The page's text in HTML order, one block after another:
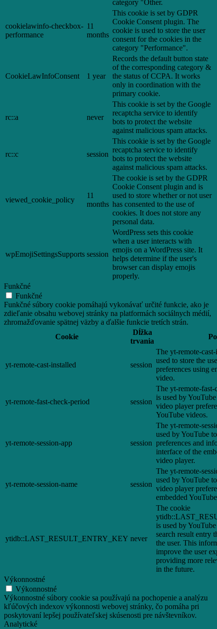
category "Other.
cookielawinfo-checkbox-
performance
11
months
This cookie is set by GDPR
Cookie Consent plugin. The
cookie is used to store the user
consent for the cookies in the
category "Performance".
CookieLawInfoConsent 1 year
Records the default button state
of the corresponding category &
the status of CCPA. It works
only in coordination with the
primary cookie.
rc::a never
This cookie is set by the Google
recaptcha service to identify
bots to protect the website
against malicious spam attacks.
rc::c session
This cookie is set by the Google
recaptcha service to identify
bots to protect the website
against malicious spam attacks.
viewed_cookie_policy
11
months
The cookie is set by the GDPR
Cookie Consent plugin and is
used to store whether or not user
has consented to the use of
cookies. It does not store any
personal data.
wpEmojiSettingsSupports session
WordPress sets this cookie
when a user interacts with
emojis on a WordPress site. It
helps determine if the user's
browser can display emojis
properly.
Funkčné
Funkčné
Funkčné súbory cookie pomáhajú vykonávať určité funkcie, ako je
zdieľanie obsahu webovej stránky na platformách sociálnych médií,
zhromažďovanie spätnej väzby a ďalšie funkcie tretích strán.
Cookie
Dĺžka
trvania
yt-remote-cast-installed session
The yt-remote-
used to store the
preferences using
video.
yt-remote-fast-check-period session
The yt-remote-
is used by
video player
YouTube videos.
yt-remote-session-app session
The yt-remote-
used by YouTube
preferences and
interface of the
video player.
yt-remote-session-name session
The yt-remote-
used by YouTube
video player
embedded
ytidb::LAST_RESULT_ENTRY_KEY never
The cookie
is used by
search result entry
the user. This
improve the user
providing more
in the future.
Výkonnostné
Výkonnostné
Výkonnostné súbory cookie sa používajú na pochopenie a analýzu
kľúčových indexov výkonnosti webovej stránky, čo pomáha pri
poskytovaní lepšej používateľskej skúsenosti pre návštevníkov.
Analytické